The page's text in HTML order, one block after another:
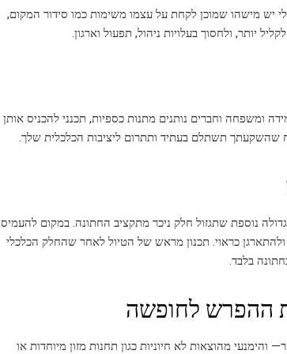
יש מישהו שמוכן לקחת על עצמו משימות כמו סידור המקום,
יותר, ולחסוך בעלויות ניהול, תפעול וארגון.
וחברים נותנים מתנות כספיות, תכנני להכניס אותן
שהשקעתך תשתלם בעתיד ותתרום ליציבות הכלכלית שלך.
נוספת שתגזול חלק ניכר מתקציב החתונה. במקום להעמיס
כראוי. תכנון מראש של הטיול לאחר שהחלק הכלכלי
בלבד.
מהוצאות לא חיוניות כגון תחנות מזון מיוחדות או